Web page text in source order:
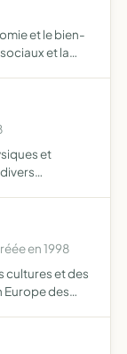
et le bien-
et la
et
en 1998
cultures et des
des